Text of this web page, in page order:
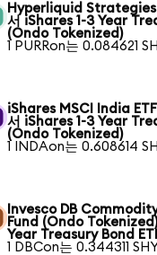
Hyperliquid Strategies
서 iShares 1-3 Year
(Ondo Tokenized)
1 PURRon는 0.084621
iShares MSCI India
서 iShares 1-3 Year
(Ondo Tokenized)
1 INDAon는 0.608614
Invesco DB
Fund (Ondo
Year Treasury Bond
1 DBCon는 0.344311